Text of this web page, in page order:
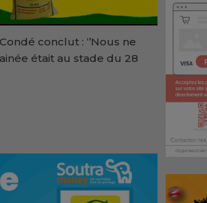
conclut : ‘’Nous ne
était au stade du 28